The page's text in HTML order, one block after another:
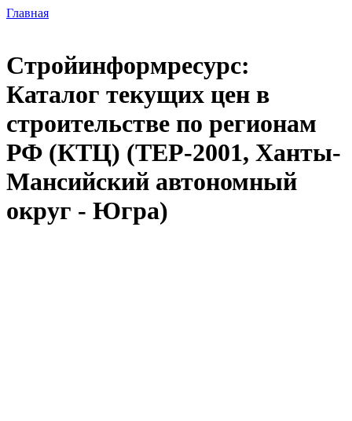
Главная
Стройинформресурс:
Каталог текущих цен в
строительстве по регионам
РФ (КТЦ) (ТЕР-2001, Ханты-
Мансийский автономный
округ - Югра)